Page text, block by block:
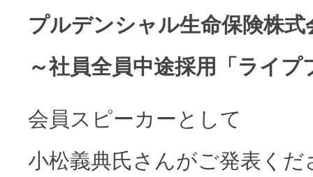
プルデンシャル生命保険株
～社員全員中途採用「ライ
会員スピーカーとして
小松義典氏さんがご発表くだ